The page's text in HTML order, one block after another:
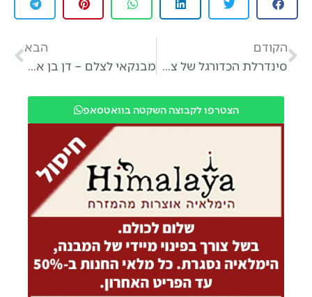
הקודם
סינדרלת הכדורגל של צעירי אבן יהודה
הבא
מבנקאי לצלם – דן בן ארי, תושב אבן יהודה, עזב מאחוריו את האקסלים והגרפים והפך להיות צלם.
הצטרפו לקבוצה השקטה בוואטסאפ